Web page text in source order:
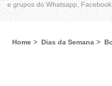
e grupos do Whatsapp,
Home Dias da Semana